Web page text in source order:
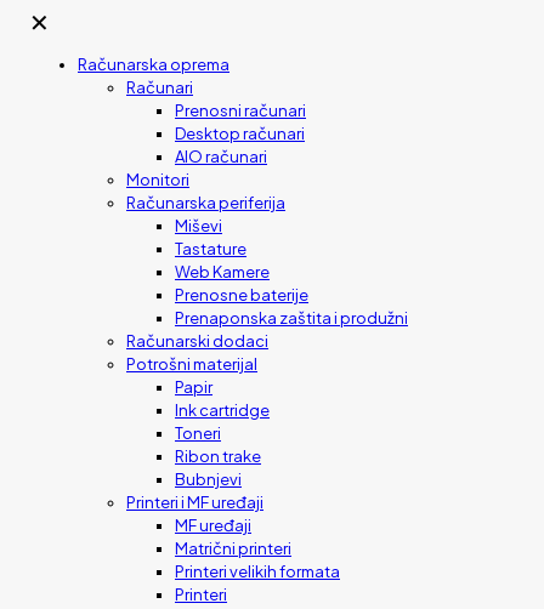
✕
Računarska oprema
Računari
Prenosni računari
Desktop računari
AIO računari
Monitori
Računarska periferija
Miševi
Tastature
Web Kamere
Prenosne baterije
Prenaponska zaštita i produžni
Računarski dodaci
Potrošni materijal
Papir
Ink cartridge
Toneri
Ribon trake
Bubnjevi
Printeri i MF uređaji
MF uređaji
Matrični printeri
Printeri velikih formata
Printeri